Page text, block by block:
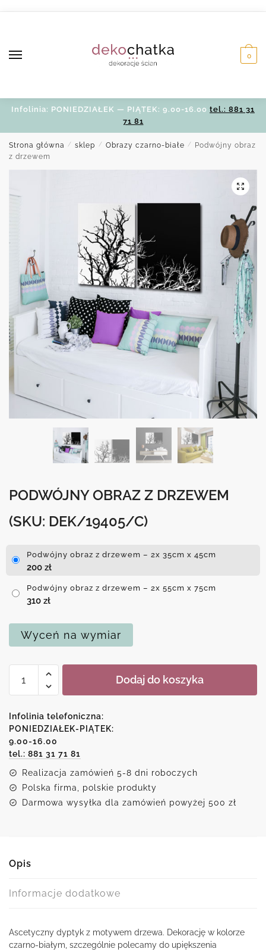
0
Infolinia: PONIEDZIAŁEK — PIĄTEK: 9.00-16.00 tel.: 881 31
71 81
Strona główna / sklep / Obrazy czarno-białe /
Podwójny obraz
z drzewem
PODWÓJNY OBRAZ Z DRZEWEM
(SKU: DEK/19405/C)
Podwójny obraz z drzewem – 2x 35cm x 45cm
200 zł
Podwójny obraz z drzewem – 2x 55cm x 75cm
310 zł
Wyceń na wymiar
Podwójny
z
drzewem
Dodaj do koszyka
Infolinia telefoniczna:
PONIEDZIAŁEK-PIĄTEK:
9.00-16.00
tel.: 881 31 71 81
Realizacja zamówień 5-8 dni roboczych
Polska firma, polskie produkty
Darmowa wysyłka dla zamówień powyżej 500 zł
Opis
Informacje dodatkowe
Ascetyczny dyptyk z motywem drzewa. Dekorację w kolorze
czarno-białym, szczególnie polecamy do upiększenia